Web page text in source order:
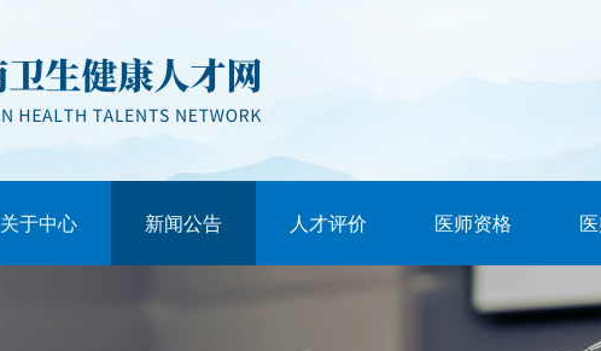
关于中心 新闻公告 人才评价 医师资格